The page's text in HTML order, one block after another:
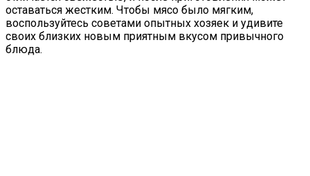
оставаться жестким. Чтобы мясо было мягким,
воспользуйтесь советами опытных хозяек и удивите
своих близких новым приятным вкусом привычного
блюда.